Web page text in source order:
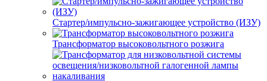
Стартер/импульсно-зажигающее устройство (ИЗУ)
Трансформатор высоковольтного розжига